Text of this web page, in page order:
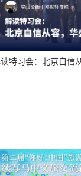
特习会：北京自信